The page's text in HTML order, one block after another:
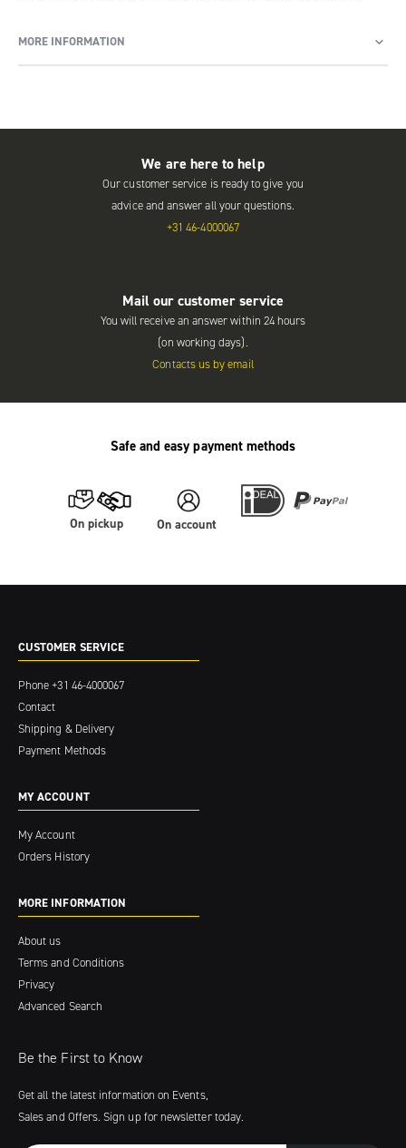
MORE INFORMATION
We are here to help
Our customer service is ready to give you
advice and answer all your questions.
+31 46-4000067
Mail our customer service
You will receive an answer within 24 hours
(on working days).
Contacts us by email
Safe and easy payment methods
On pickup On account
CUSTOMER SERVICE
Phone+31 46-4000067
Contact
Shipping & Delivery
Payment Methods
MY ACCOUNT
My Account
Orders History
MORE INFORMATION
About us
Terms and Conditions
Privacy
Advanced Search
Be the First to Know
Get all the latest information on Events,
Sales and Offers. Sign up for newsletter today.